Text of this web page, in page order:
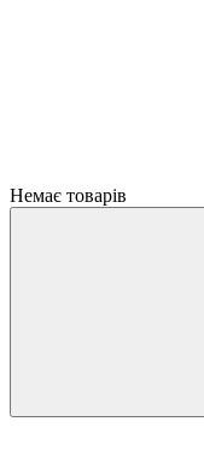
Немає товарів